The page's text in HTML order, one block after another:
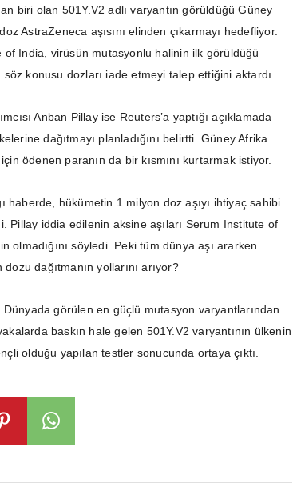
biri olan 501Y.V2 adlı varyantın görüldüğü Güney
AstraZeneca aşısını elinden çıkarmayı hedefliyor.
of India, virüsün mutasyonlu halinin ilk görüldüğü
konusu dozları iade etmeyi talep ettiğini aktardı.
Anban Pillay ise Reuters’a yaptığı açıklamada
dağıtmayı planladığını belirtti. Güney Afrika
ödenen paranın da bir kısmını kurtarmak istiyor.
haberde, hükümetin 1 milyon doz aşıyı ihtiyaç sahibi
Pillay iddia edilenin aksine aşıları Serum Institute of
olmadığını söyledi. Peki tüm dünya aşı ararken
dağıtmanın yollarını arıyor?
görülen en güçlü mutasyon varyantlarından
baskın hale gelen 501Y.V2 varyantının ülkenin
olduğu yapılan testler sonucunda ortaya çıktı.